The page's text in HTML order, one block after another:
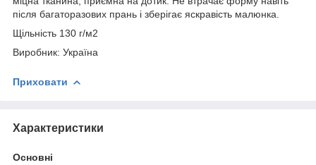
після багаторазових прань і зберігає яскравість малюнка.
Щільність 130 г/м2
Виробник: Україна
Приховати
Характеристики
Основні